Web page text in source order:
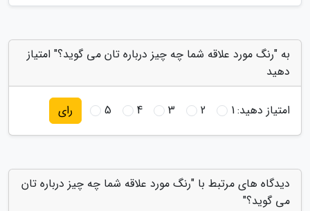
به "رنگ مورد علاقه شما چه چیز درباره تان می گوید؟" امتیاز
دهید
امتیاز دهید:1
2
3
4
5 رای
دیدگاه های مرتبط با "رنگ مورد علاقه شما چه چیز درباره تان
می گوید؟"